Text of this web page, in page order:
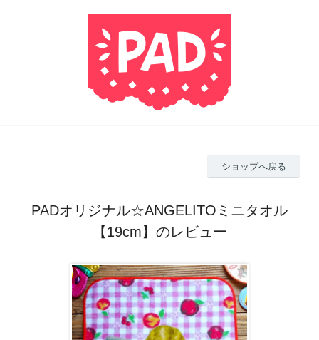
ショップへ戻る
PADオリジナル☆ANGELITOミニタオル
【19cm】のレビュー